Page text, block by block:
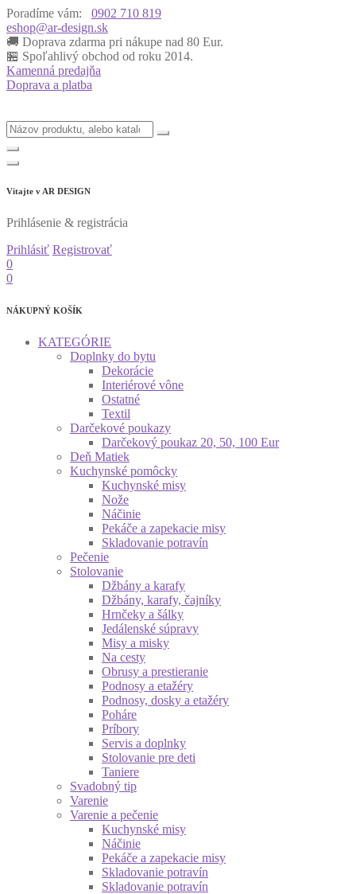
Poradíme vám:
0902 710 819
eshop@ar-design.sk
🚚 Doprava zdarma pri nákupe nad 80 Eur.
🏪 Spoľahlivý obchod od roku 2014.
Kamenná predajňa
Doprava a platba
Vitajte v AR DESIGN
Prihlásenie & registrácia
Prihlásiť Registrovať
0
0
NÁKUPNÝ KOŠÍK
KATEGÓRIE
Doplnky do bytu
Dekorácie
Interiérové vône
Ostatné
Textil
Darčekové poukazy
Darčekový poukaz 20, 50, 100 Eur
Deň Matiek
Kuchynské pomôcky
Kuchynské misy
Nože
Náčinie
Pekáče a zapekacie misy
Skladovanie potravín
Pečenie
Stolovanie
Džbány a karafy
Džbány, karafy, čajníky
Hrnčeky a šálky
Jedálenské súpravy
Misy a misky
Na cesty
Obrusy a prestieranie
Podnosy a etažéry
Podnosy, dosky a etažéry
Poháre
Príbory
Servis a doplnky
Stolovanie pre deti
Taniere
Svadobný tip
Varenie
Varenie a pečenie
Kuchynské misy
Náčinie
Pekáče a zapekacie misy
Skladovanie potravín
Skladovanie potravín